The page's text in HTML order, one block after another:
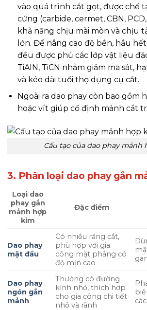
vào quá trình cắt gọt, được chế
cứng (carbide, cermet, CBN,
khả năng chịu mài mòn và chịu
lớn. Để nâng cao độ bền, hầu
đều được phủ các lớp vật liệu
TiAlN, TiCN nhằm giảm ma sát,
và kéo dài tuổi thọ dụng cụ cắt.
Ngoài ra dao phay còn bao gồm
hoặc vít giúp cố định mảnh cắt
Cấu tạo của dao phay mảnh
3. Phân loại dao phay gắn
Loại dao
phay gắn
mảnh hợp
kim
Đặc điểm
Dao phay
mặt đầu
Có nhiều răng cắt,
phù hợp với gia
công mặt phẳng có
độ mịn cao
Dao phay
ngón gắn
mảnh
Thường có đường
kính nhỏ, thích hợp
cho gia công chi tiết
nhỏ và rãnh